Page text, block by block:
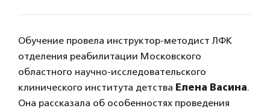
Обучение провела инструктор-методист ЛФК
отделения реабилитации Московского
областного научно­-исследовательского
клинического института детства Елена Васина.
Она рассказала об особенностях проведения